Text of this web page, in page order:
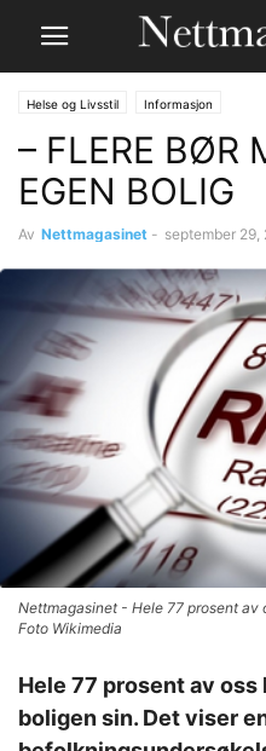
Helse og Livsstil Informasjon
– FLERE BØR
EGEN BOLIG
Av Nettmagasinet - september 29,
Nettmagasinet - Hele 77 prosent av
Foto Wikimedia
Hele 77 prosent av oss
boligen sin. Det viser